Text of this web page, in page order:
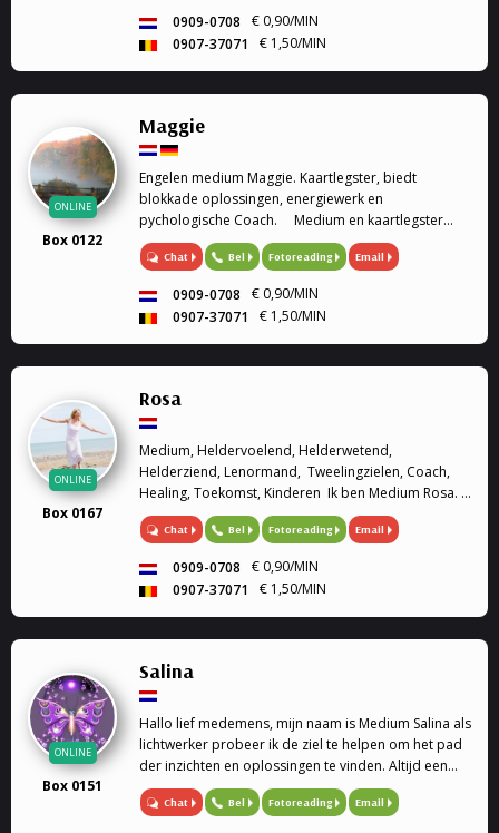
0909-0708
€ 0,90/MIN
0907-37071
€ 1,50/MIN
ONLINE
Box 0122
Maggie
Engelen medium Maggie. Kaartlegster, biedt
blokkade oplossingen, energiewerk en
pychologische Coach. Medium en kaartlegster
Mijn gaven (heldervoelend, helderwetend,
helderruikend, energiewerk) zet ik graag in om
Chat Bel Fotoreading Email
0909-0708
€ 0,90/MIN
0907-37071
€ 1,50/MIN
ONLINE
Box 0167
Rosa
Medium, Heldervoelend, Helderwetend,
Helderziend, Lenormand, Tweelingzielen, Coach,
Healing, Toekomst, Kinderen Ik ben Medium Rosa. Ik
ben heldervoelend, helderwetend en helderziend.
Graag sta ik u te woord om u verder te helpen met
Chat Bel Fotoreading Email
0909-0708
€ 0,90/MIN
0907-37071
€ 1,50/MIN
ONLINE
Box 0151
Salina
Hallo lief medemens, mijn naam is Medium Salina als
lichtwerker probeer ik de ziel te helpen om het pad
der inzichten en oplossingen te vinden. Altijd een
luisterend oor Soms heb je vragen of sta je voor
keuzes en weet je het even niet meer, dan bie...
Chat Bel Fotoreading Email